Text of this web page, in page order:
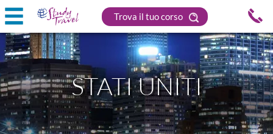
Trova il tuo corso
STATI UNITI